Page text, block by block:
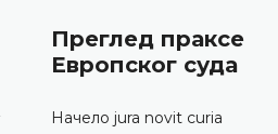
Преглед праксе
Европског суда
Начело jura novit curia